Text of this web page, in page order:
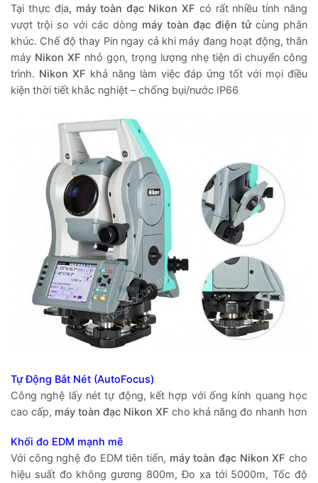
Tại thực địa, máy toàn đạc Nikon XF có rất nhiều tính năng
vượt trội so với các dòng máy toàn đạc điện tử cùng phân
khúc. Chế độ thay Pin ngay cả khi máy đang hoạt động, thân
máy Nikon XF nhỏ gọn, trọng lượng nhẹ tiện di chuyển công
trình. Nikon XF khả năng làm việc đáp ứng tốt với mọi điều
kiện thời tiết khắc nghiệt – chống bụi/nước IP66
Tự Động Bắt Nét (AutoFocus)
Công nghệ lấy nét tự động, kết hợp với ống kính quang học
cao cấp, máy toàn đạc Nikon XF cho khả năng đo nhanh hơn
Khối đo EDM mạnh mẽ
Với công nghệ đo EDM tiên tiến, máy toàn đạc Nikon XF cho
hiệu suất đo không gương 800m, Đo xa tới 5000m, Tốc độ